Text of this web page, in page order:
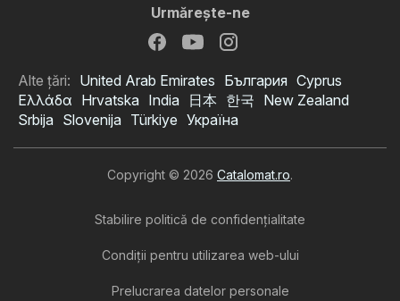
Urmăreşte-ne
Alte țări: United Arab Emirates България Cyprus
Ελλάδα Hrvatska India 日本 한국 New Zealand
Srbija Slovenija Türkiye Україна
Copyright © 2026 Catalomat.ro.
Stabilire politică de confidenţialitate
Condiţii pentru utilizarea web-ului
Prelucrarea datelor personale